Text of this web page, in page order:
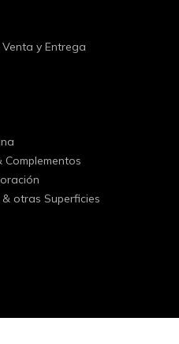
y Entrega
Complementos
otras Superficies